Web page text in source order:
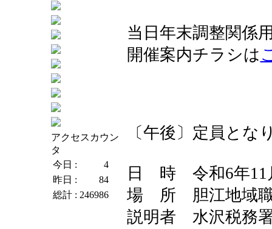
アクセスカウン
タ
今日 :
4
昨日 :
84
総計 : 246986
当日年末調整関係
開催案内チラシは
〔午後〕定員とな
日 時 令和6年11
場 所 胆江地域職
説明者 水沢税務